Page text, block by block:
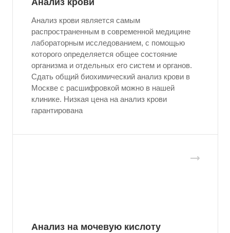
Анализ крови
Анализ крови является самым
распространенным в современной медицине
лабораторным исследованием, с помощью
которого определяется общее состояние
организма и отдельных его систем и органов.
Сдать общий биохимический анализ крови в
Москве с расшифровкой можно в нашей
клинике. Низкая цена на анализ крови
гарантирована
Анализ на мочевую кислоту